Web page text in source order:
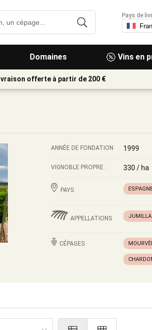
Domaines Vins en
Pays de
offerte à partir de 200 €
ANNÉE DE FONDATION 1999
VIGNOBLE PROPRE : 330 / ha
PAYS
APPELLATIONS JUMILLA
CÉPAGES